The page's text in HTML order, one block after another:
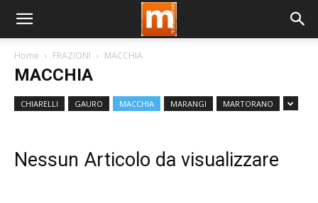
Home FRAZIONI MACCHIA
MACCHIA
CHIARELLI GAURO MACCHIA MARANGI MARTORANO
Nessun Articolo da visualizzare